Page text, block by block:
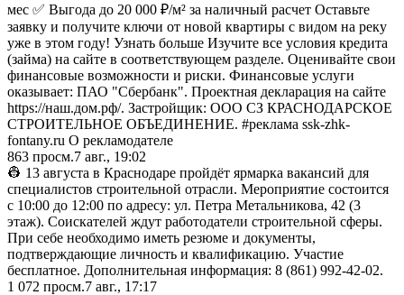
мес ✅ Выгода до 20 000 ₽/м² за наличный расчет Оставьте
заявку и получите ключи от новой квартиры с видом на реку
уже в этом году! Узнать больше Изучите все условия кредита
(займа) на сайте в соответствующем разделе. Оценивайте свои
финансовые возможности и риски. Финансовые услуги
оказывает: ПАО "Сбербанк". Проектная декларация на сайте
https://наш.дом.рф/. Застройщик: ООО СЗ КРАСНОДАРСКОЕ
СТРОИТЕЛЬНОЕ ОБЪЕДИНЕНИЕ. #реклама ssk-zhk-
fontany.ru О рекламодателе
863 просм.7 авг., 19:02
👷 13 августа в Краснодаре пройдёт ярмарка вакансий для
специалистов строительной отрасли. Мероприятие состоится
с 10:00 до 12:00 по адресу: ул. Петра Метальникова, 42 (3
этаж). Соискателей ждут работодатели строительной сферы.
При себе необходимо иметь резюме и документы,
подтверждающие личность и квалификацию. Участие
бесплатное. Дополнительная информация: 8 (861) 992-42-02.
1 072 просм.7 авг., 17:17